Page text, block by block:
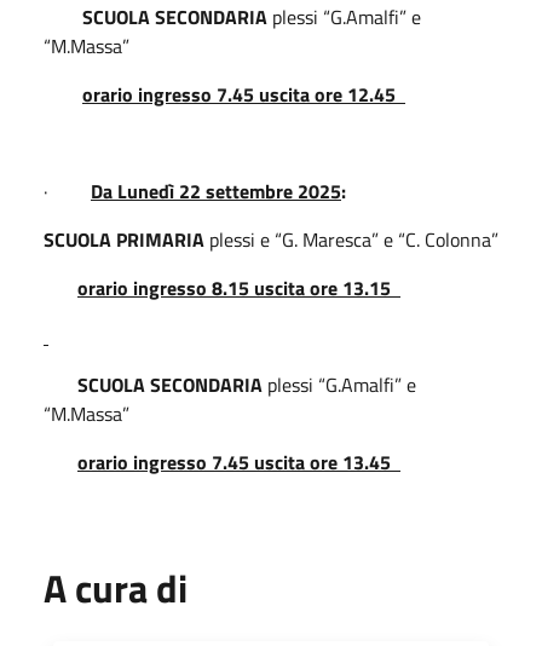
SCUOLA SECONDARIA plessi “G.Amalfi” e
“M.Massa”
orario ingresso 7.45 uscita ore 12.45
· Da Lunedì 22 settembre 2025:
SCUOLA PRIMARIA plessi e “G. Maresca” e “C. Colonna”
orario ingresso 8.15 uscita ore 13.15
SCUOLA SECONDARIA plessi “G.Amalfi” e
“M.Massa”
orario ingresso 7.45 uscita ore 13.45
A cura di